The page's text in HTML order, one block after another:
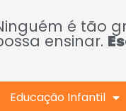
é tão
ensinar.
Educação Infantil